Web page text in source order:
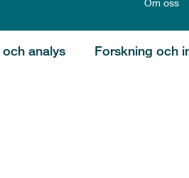
Om oss
analys Forskning och